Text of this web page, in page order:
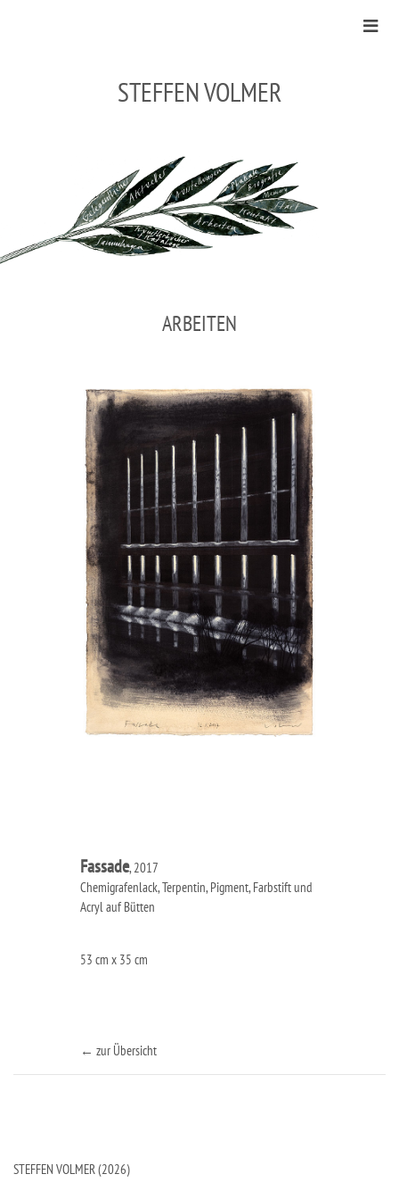
STEFFEN VOLMER
ARBEITEN
Fassade, 2017
Chemigrafenlack, Terpentin, Pigment, Farbstift und
Acryl auf Bütten
53 cm x 35 cm
← zur Übersicht
STEFFEN VOLMER (2026)